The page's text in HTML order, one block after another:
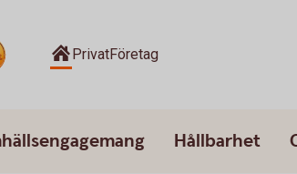
PrivatFöretag
Hållbarhet